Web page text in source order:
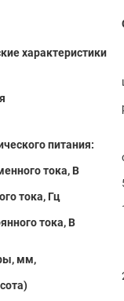
характеристики
питания:
тока, В
тока, Гц
тока, В
мм,